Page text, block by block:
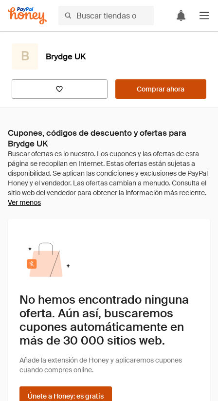
B Brydge UK
Comprar ahora
Cupones, códigos de descuento y ofertas para
Brydge UK
Ver menos
No hemos encontrado ninguna
oferta. Aún así, buscaremos
cupones automáticamente en
más de 30 000 sitios web.
Añade la extensión de Honey y aplicaremos cupones
cuando compres online.
Únete a Honey: es gratis